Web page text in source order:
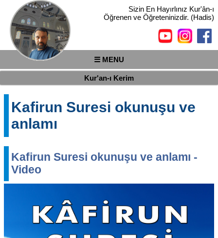
Sizin En Hayırlınız Kur'ân-ı
Öğrenen ve Öğreteninizdir. (Hadis)
☰ MENU
Kur'an-ı Kerim
Kafirun Suresi okunuşu ve
anlamı
Kafirun Suresi okunuşu ve anlamı -
Video